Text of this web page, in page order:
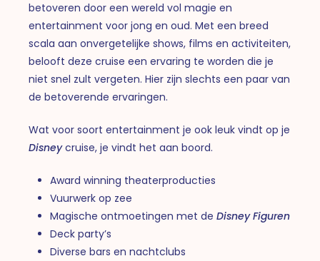
betoveren door een wereld vol magie en
entertainment voor jong en oud. Met een breed
scala aan onvergetelijke shows, films en activiteiten,
belooft deze cruise een ervaring te worden die je
niet snel zult vergeten. Hier zijn slechts een paar van
de betoverende ervaringen.
Wat voor soort entertainment je ook leuk vindt op je
Disneycruise, je vindt het aan boord.
Award winning theaterproducties
Vuurwerk op zee
Magische ontmoetingen met deDisney Figuren
Deck party’s
Diverse bars en nachtclubs